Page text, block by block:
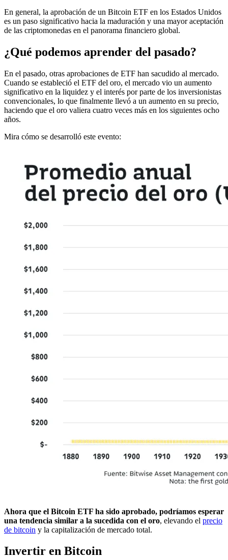
En general, la aprobación de un Bitcoin ETF en los Estados Unidos
es un paso significativo hacia la maduración y una mayor aceptación
de las criptomonedas en el panorama financiero global.
¿Qué podemos aprender del pasado?
En el pasado, otras aprobaciones de ETF han sacudido al mercado.
Cuando se estableció el ETF del oro, el mercado vio un aumento
significativo en la liquidez y el interés por parte de los inversionistas
convencionales, lo que finalmente llevó a un aumento en su precio,
haciendo que el oro valiera cuatro veces más en los siguientes ocho
años.
Mira cómo se desarrolló este evento:
Ahora que el Bitcoin ETF ha sido aprobado, podríamos esperar
una tendencia similar a la sucedida con el oro, elevando el precio
de bitcoin y la capitalización de mercado total.
Invertir en Bitcoin